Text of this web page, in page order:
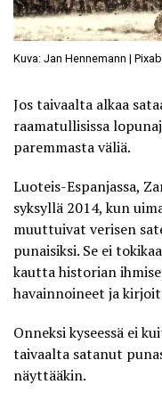
Kuva: Jan Hennemann |
Jos taivaalta alkaa
raamatullisissa
paremmasta väliä.
Luoteis-Espanjassa,
syksyllä 2014, kun
muuttuivat verisen
punaisiksi. Se ei
kautta historian
havainnoineet ja
Onneksi kyseessä ei
taivaalta satanut
näyttääkin.